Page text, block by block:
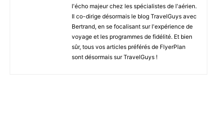
l'écho majeur chez les spécialistes de l'aérien.
Il co-dirige désormais le blog TravelGuys avec
Bertrand, en se focalisant sur l'expérience de
voyage et les programmes de fidélité. Et bien
sûr, tous vos articles préférés de FlyerPlan
sont désormais sur TravelGuys !